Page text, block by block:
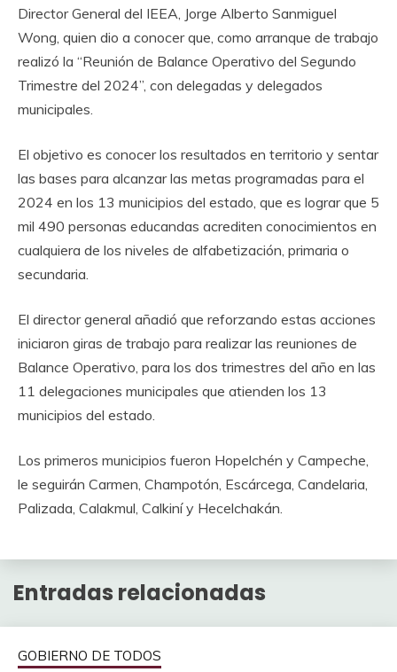
Director General del IEEA, Jorge Alberto Sanmiguel
Wong, quien dio a conocer que, como arranque de trabajo
realizó la “Reunión de Balance Operativo del Segundo
Trimestre del 2024”, con delegadas y delegados
municipales.
El objetivo es conocer los resultados en territorio y sentar
las bases para alcanzar las metas programadas para el
2024 en los 13 municipios del estado, que es lograr que 5
mil 490 personas educandas acrediten conocimientos en
cualquiera de los niveles de alfabetización, primaria o
secundaria.
El director general añadió que reforzando estas acciones
iniciaron giras de trabajo para realizar las reuniones de
Balance Operativo, para los dos trimestres del año en las
11 delegaciones municipales que atienden los 13
municipios del estado.
Los primeros municipios fueron Hopelchén y Campeche,
le seguirán Carmen, Champotón, Escárcega, Candelaria,
Palizada, Calakmul, Calkiní y Hecelchakán.
Entradas relacionadas
GOBIERNO DE TODOS